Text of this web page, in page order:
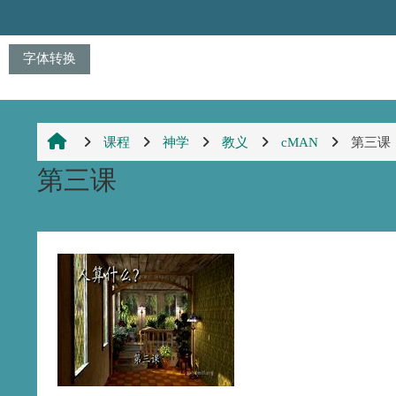
字体转换
课程 神学 教义 cMAN 第三课
第三课
章节大纲